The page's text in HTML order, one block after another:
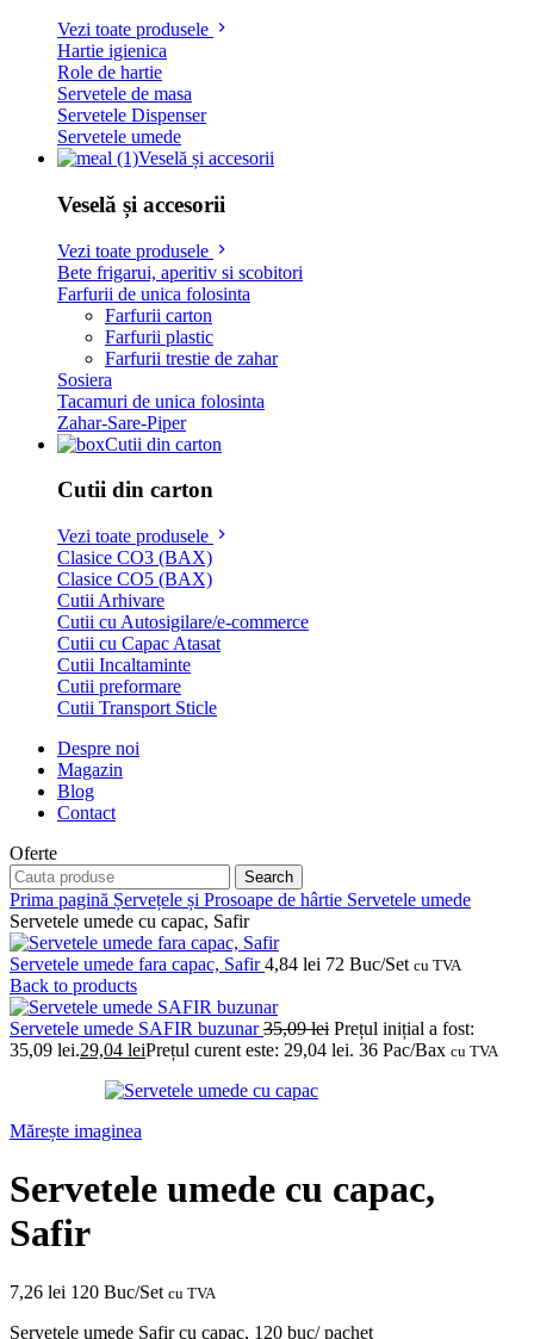
Vezi toate produsele
Hartie igienica
Role de hartie
Servetele de masa
Servetele Dispenser
Servetele umede
Veselă și accesorii
Veselă și accesorii
Vezi toate produsele
Bete frigarui, aperitiv si scobitori
Farfurii de unica folosinta
Farfurii carton
Farfurii plastic
Farfurii trestie de zahar
Sosiera
Tacamuri de unica folosinta
Zahar-Sare-Piper
Cutii din carton
Cutii din carton
Vezi toate produsele
Clasice CO3 (BAX)
Clasice CO5 (BAX)
Cutii Arhivare
Cutii cu Autosigilare/e-commerce
Cutii cu Capac Atasat
Cutii Incaltaminte
Cutii preformare
Cutii Transport Sticle
Despre noi
Magazin
Blog
Contact
Oferte
Search
Prima pagină Șervețele și Prosoape de hârtie Servetele umede
Servetele umede cu capac, Safir
Servetele umede fara capac, Safir4,84 lei 72 Buc/Set cu TVA
Back to products
Servetele umede SAFIR buzunar35,09lei Prețul inițial a fost:
35,09 lei.29,04 leiPrețul curent este: 29,04 lei. 36 Pac/Bax cu TVA
Mărește imaginea
Servetele umede cu capac,
Safir
7,26 lei 120 Buc/Set cu TVA
Servetele umede Safir cu capac, 120 buc/ pachet